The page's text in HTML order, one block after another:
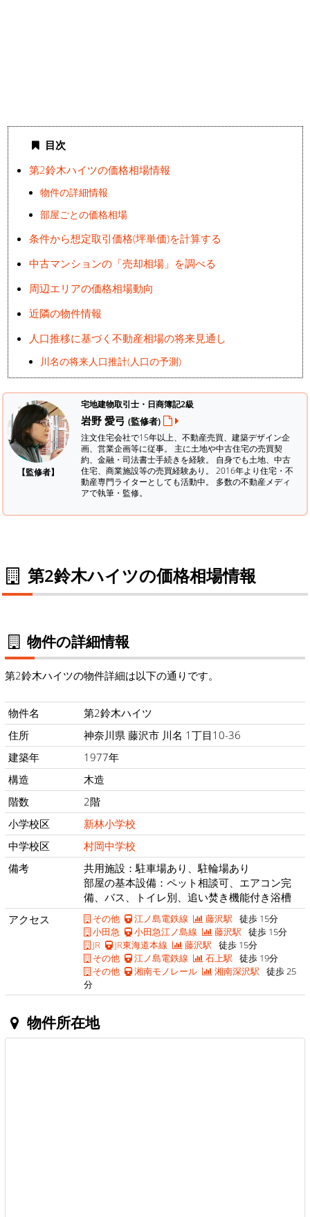
目次
第2鈴木ハイツの価格相場情報
物件の詳細情報
部屋ごとの価格相場
条件から想定取引価格(坪単価)を計算する
中古マンションの「売却相場」を調べる
周辺エリアの価格相場動向
近隣の物件情報
人口推移に基づく不動産相場の将来見通し
川名の将来人口推計(人口の予測)
【監修者】
宅地建物取引士・日商簿記2級
岩野 愛弓 (監修者)
注文住宅会社で15年以上、不動産売買、建築デザイン企
画、営業企画等に従事。 主に土地や中古住宅の売買契
約、金融・司法書士手続きを経験。 自身でも土地、中古
住宅、商業施設等の売買経験あり。 2016年より住宅・不
動産専門ライターとしても活動中。 多数の不動産メディ
アで執筆・監修。
第2鈴木ハイツの価格相場情報
物件の詳細情報
第2鈴木ハイツの物件詳細は以下の通りです。
物件名
第2鈴木ハイツ
住所
神奈川県 藤沢市 川名 1丁目10-36
建築年
1977年
構造
木造
階数
2階
小学校区
新林小学校
中学校区
村岡中学校
備考
共用施設：駐車場あり、駐輪場あり
部屋の基本設備：ペット相談可、エアコン完
備、バス、トイレ別、追い焚き機能付き浴槽
アクセス
その他 江ノ島電鉄線 藤沢駅 徒歩 15分
小田急
小田急江ノ島線 藤沢駅 徒歩 15分
JR
JR東海道本線 藤沢駅 徒歩 15分
その他
江ノ島電鉄線 石上駅 徒歩 19分
その他
湘南モノレール 湘南深沢駅 徒歩 25
分
物件所在地